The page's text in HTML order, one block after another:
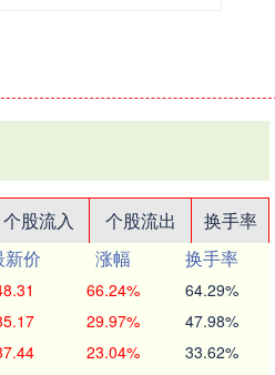
个股流入 个股流出
换手率
新价 涨幅
换手率
66.24% 64.29%
29.97% 47.98%
23.04% 33.62%